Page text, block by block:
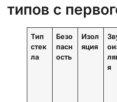
типов с
Тип
стек
ла
Безо
пасн
ость
Изол
яция
я